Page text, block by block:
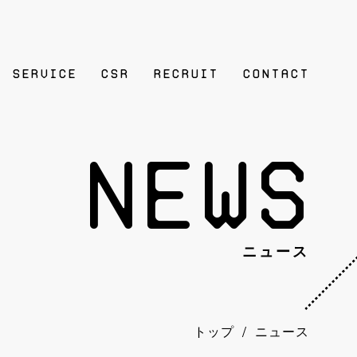
SERVICE CSR RECRUIT contact
News
ニュース
トップ / ニュース